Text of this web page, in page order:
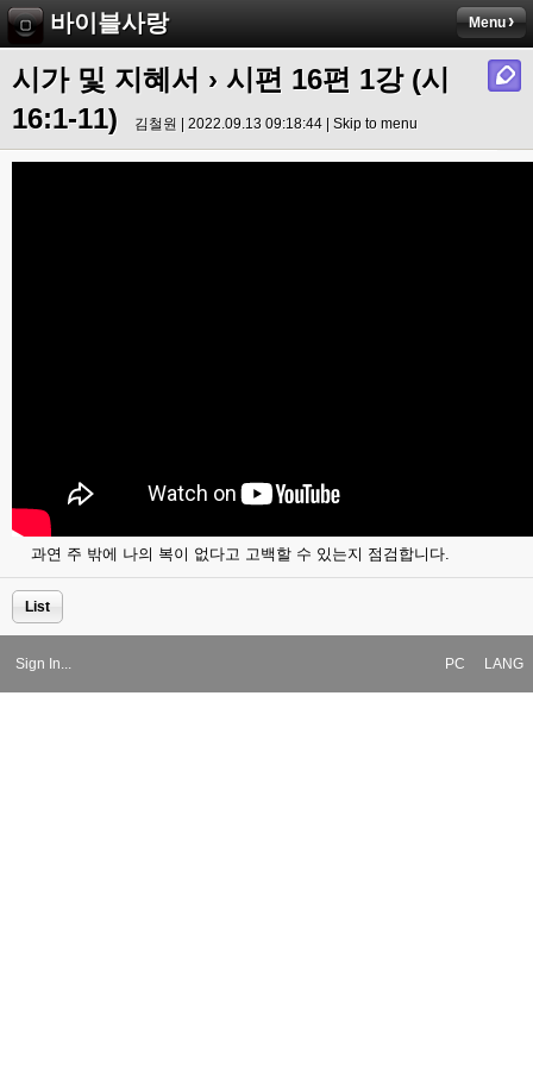
바이블사랑 Menu
시가 및 지혜서 › 시편 16편 1강 (시
16:1-11)
김철원 | 2022.09.13 09:18:44 | Skip to menu
과연 주 밖에 나의 복이 없다고 고백할 수 있는지 점검합니다.
List
Sign In... PC LANG